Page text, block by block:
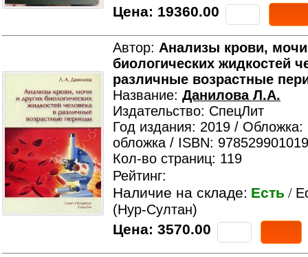
Цена: 19360.00
Автор: Анализы крови, мочи
биологических жидкостей
различные возрастные
Название: Данилова Л.А.
Издательство: СпецЛит
Год издания: 2019 / Обложка:
обложка / ISBN:
Кол-во страниц: 119
Рейтинг:
Наличие на складе: Есть /
(Нур-Султан)
Цена: 3570.00